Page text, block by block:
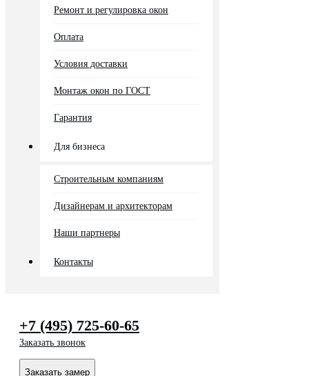
Ремонт и регулировка окон
Оплата
Условия доставки
Монтаж окон по ГОСТ
Гарантия
Для бизнеса
Строительным компаниям
Дизайнерам и архитекторам
Наши партнеры
Контакты
+7 (495) 725-60-65
Заказать звонок
Заказать замер